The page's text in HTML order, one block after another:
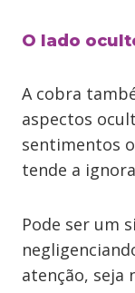
O lado
A cobra
aspectos
sentimentos
tende a
Pode ser um
atenção, seja